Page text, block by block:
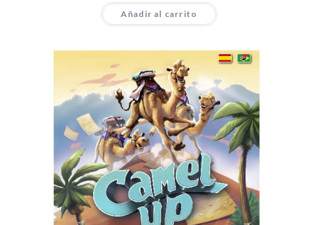
Añadir al carrito